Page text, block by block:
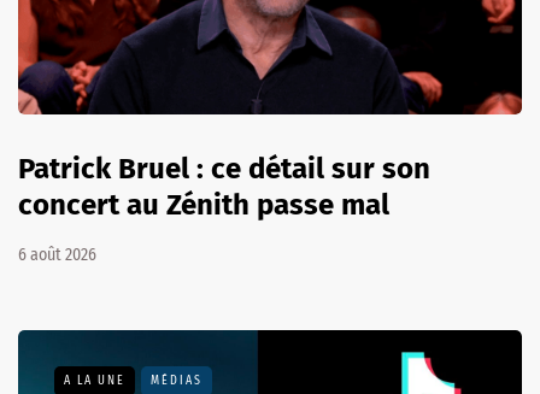
Patrick Bruel : ce détail sur son
concert au Zénith passe mal
6 août 2026
A LA UNE MÉDIAS